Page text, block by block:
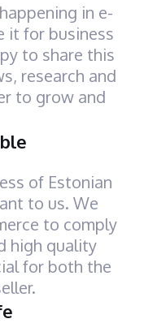
in e-
it for business
to share this
research and
to grow and
of Estonian
to us. We
to comply
high quality
for both the